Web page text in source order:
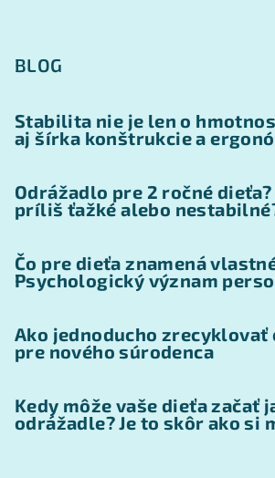
BLOG
Stabilita nie je len o
aj šírka konštrukcie a
Odrážadlo pre 2 ročné dieťa?
príliš ťažké alebo
Čo pre dieťa znamená
Psychologický význam
Ako jednoducho zrecyklovať
pre nového súrodenca
Kedy môže vaše dieťa začať
odrážadle? Je to skôr ako si